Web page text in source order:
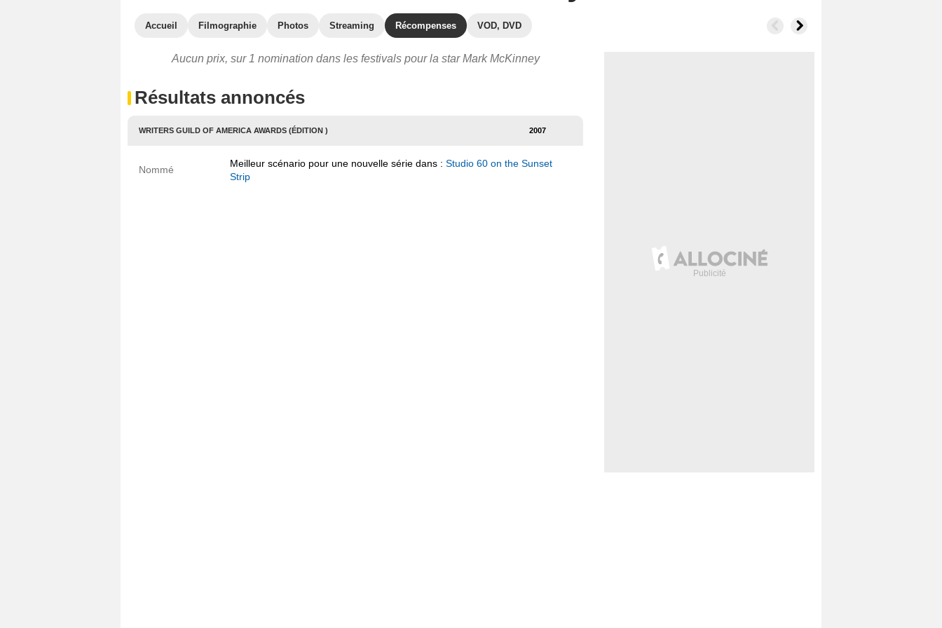
Accueil Filmographie Photos Streaming Récompenses VOD, DVD
Aucun prix, sur 1 nomination dans les festivals pour la star Mark McKinney
Résultats annoncés
WRITERS GUILD OF AMERICA AWARDS (ÉDITION ) 2007
Nommé
Meilleur scénario pour une nouvelle série dans : Studio 60 on the Sunset
Strip